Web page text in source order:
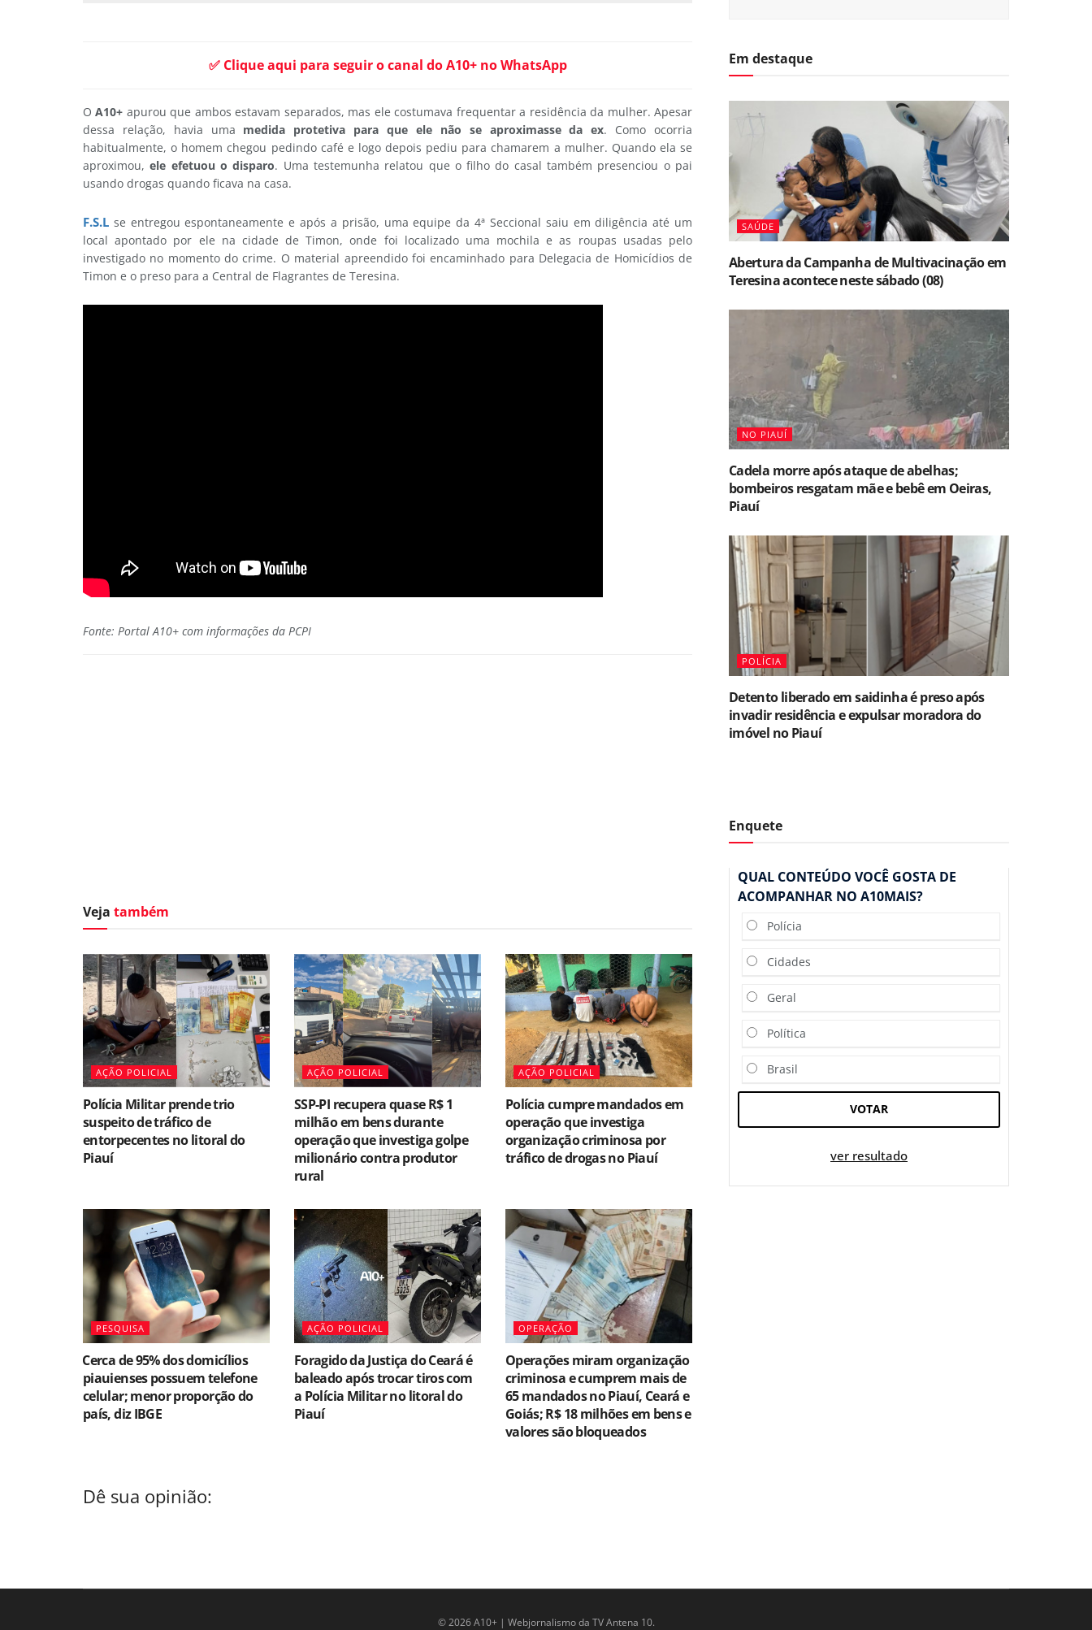
✅ Clique aqui para seguir o canal do A10+ no WhatsApp
OA10+ apurou que ambos estavam separados, mas ele costumava frequentar a residência da mulher. Apesar
dessa relação, havia uma medida protetiva para que ele não se aproximasse da ex. Como ocorria
habitualmente, o homem chegou pedindo café e logo depois pediu para chamarem a mulher. Quando ela se
aproximou,ele efetuou o disparo. Uma testemunha relatou que o filho do casal também presenciou o pai
usando drogas quando ficava na casa.
F.S.L se entregou espontaneamente e após a prisão, uma equipe da 4ª Seccional saiu em diligência até um
local apontado por ele na cidade de Timon, onde foi localizado uma mochila e as roupas usadas pelo
investigado no momento do crime. O material apreendido foi encaminhado para Delegacia de Homicídios de
Timon e o preso para a Central de Flagrantes de Teresina.
Fonte: Portal A10+ com informações da PCPI
Veja também
AÇÃO POLICIAL
Polícia Militar prende trio
suspeito de tráfico de
entorpecentes no litoral do
Piauí
AÇÃO POLICIAL
SSP-PI recupera quase R$ 1
milhão em bens durante
operação que investiga golpe
milionário contra produtor
rural
AÇÃO POLICIAL
Polícia cumpre mandados em
operação que investiga
organização criminosa por
tráfico de drogas no Piauí
PESQUISA
⁠Cerca de 95% dos domicílios
piauienses possuem telefone
celular; menor proporção do
país, diz IBGE
AÇÃO POLICIAL
Foragido da Justiça do Ceará é
baleado após trocar tiros com
a Polícia Militar no litoral do
Piauí
OPERAÇÃO
Operações miram organização
criminosa e cumprem mais de
65 mandados no Piauí, Ceará e
Goiás; R$ 18 milhões em bens e
valores são bloqueados
Dê sua opinião:
Em destaque
SAÚDE
Abertura da Campanha de Multivacinação em
Teresina acontece neste sábado (08)
NO PIAUÍ
Cadela morre após ataque de abelhas;
bombeiros resgatam mãe e bebê em Oeiras,
Piauí
POLÍCIA
Detento liberado em saidinha é preso após
invadir residência e expulsar moradora do
imóvel no Piauí
Enquete
QUAL CONTEÚDO VOCÊ GOSTA DE
ACOMPANHAR NO A10MAIS?
Polícia
Cidades
Geral
Política
Brasil
VOTAR
ver resultado
© 2026 A10+ | Webjornalismo da TV Antena 10.